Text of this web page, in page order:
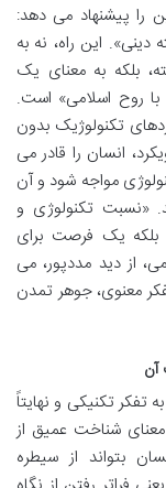
را پیشنهاد می دهد:
این راه، نه به
بلکه به معنای یک
روح اسلامی» است.
تکنولوژیک بدون
انسان را قادر می
مواجه شود و آن
«نسبت تکنولوژی و
بلکه یک فرصت برای
از دید مددپور، می
معنوی، جوهر تمدن
آن
تکنیکی و نهایتاً
شناخت عمیق از
بتواند از سیطره